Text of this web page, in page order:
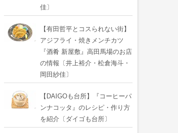
佳〕
【有田哲平とコスられない街】
アジフライ・焼きメンチカツ
『酒肴 新屋敷』高田馬場のお店
の情報〔井上裕介・松倉海斗・
岡田紗佳〕
【DAIGOも台所】『コーヒーパ
ンナコッタ』のレシピ・作り方
を紹介〔ダイゴも台所〕